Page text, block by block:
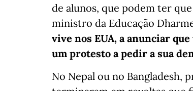
de alunos, que podem ter
ministro da Educação
vive nos EUA, a anunciar
um protesto a pedir a sua
No Nepal ou no Bangladesh,